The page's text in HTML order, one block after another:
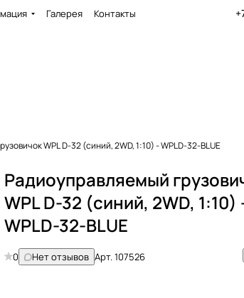
Галерея Контакты
WPL D-32 (синий, 2WD, 1:10) - WPLD-32-BLUE
Радиоуправляемый
WPL D-32 (синий, 2WD, 1:10)
WPLD-32-BLUE
0 Нет отзывов Арт.107526